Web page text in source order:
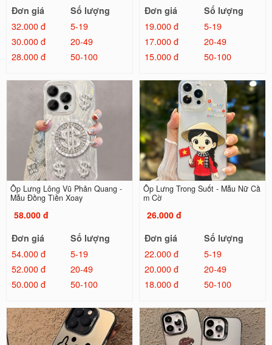
Đơn giá
Số lượng
32.000 đ
5-19
30.000 đ
20-49
28.000 đ
50-100
Đơn giá
Số lượng
19.000 đ
5-19
17.000 đ
20-49
15.000 đ
50-100
Ốp Lưng Lông Vũ Phản Quang -
Mẫu Đồng Tiền Xoay
58.000 đ
Đơn giá
Số lượng
54.000 đ
5-19
52.000 đ
20-49
50.000 đ
50-100
Ốp Lưng Trong Suốt - Mẫu Nữ Cầ
m Cờ
26.000 đ
Đơn giá
Số lượng
22.000 đ
5-19
20.000 đ
20-49
18.000 đ
50-100